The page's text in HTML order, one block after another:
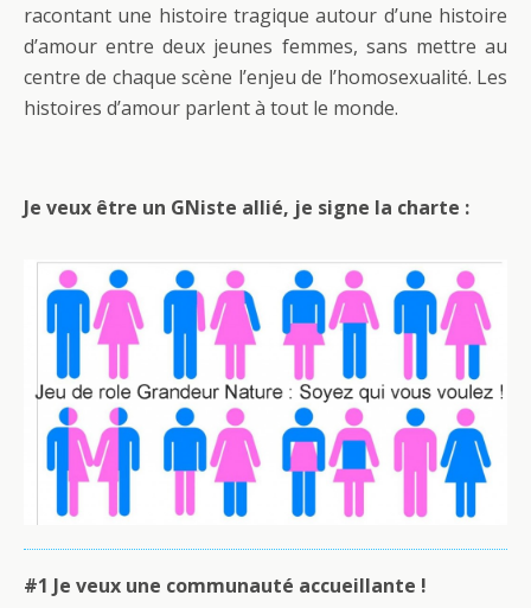
racontant une histoire tragique autour d’une histoire
d’amour entre deux jeunes femmes, sans mettre au
centre de chaque scène l’enjeu de l’homosexualité. Les
histoires d’amour parlent à tout le monde.
Je veux être un GNiste allié, je signe la charte :
#1 Je veux une communauté accueillante !